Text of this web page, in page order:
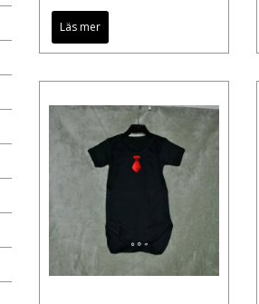
Läs mer